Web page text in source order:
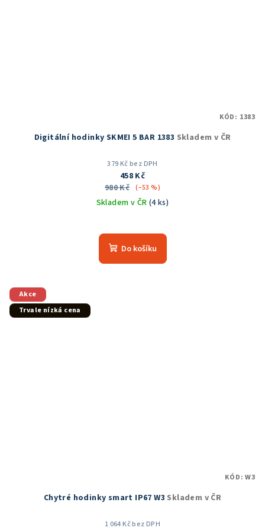
Digitální hodinky SKMEI 5 BAR 1383 Skladem v ČR
379 Kč bez DPH
458 Kč
980 Kč (–53 %)
Skladem v ČR (4 ks)
hodnocení
produktu
Do košíku
KÓD: 1383
Akce
Trvale nízká cena
Chytré hodinky smart IP67 W3 Skladem v ČR
1 064 Kč bez DPH
KÓD:W3